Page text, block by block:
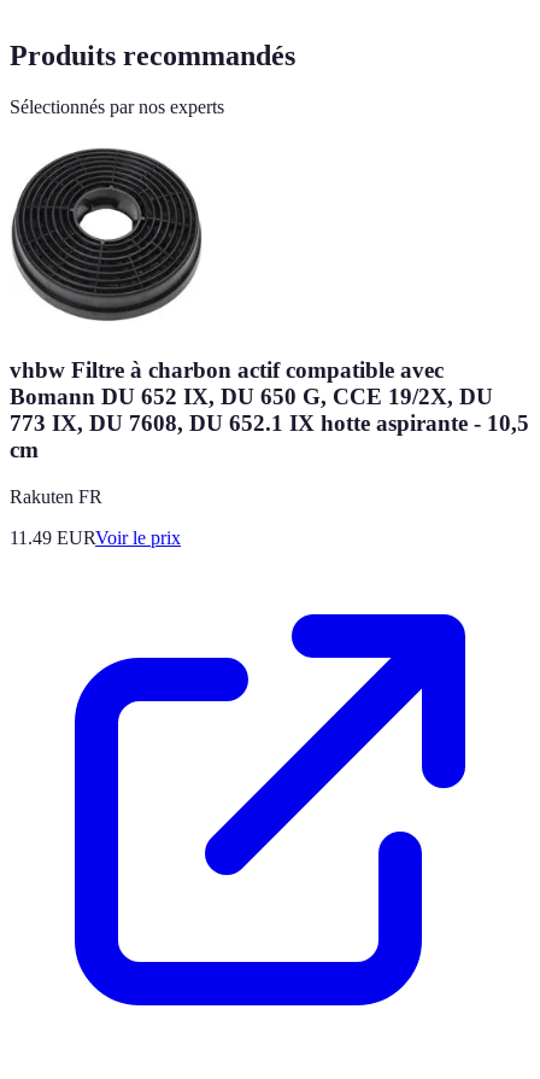
Produits recommandés
Sélectionnés par nos experts
vhbw Filtre à charbon actif compatible avec
Bomann DU 652 IX, DU 650 G, CCE 19/2X, DU
773 IX, DU 7608, DU 652.1 IX hotte aspirante - 10,5
cm
Rakuten FR
11.49 EURVoir le prix